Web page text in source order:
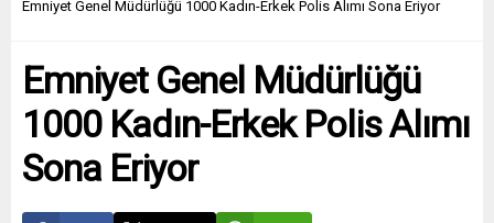
Emniyet Genel Müdürlüğü 1000 Kadın-Erkek Polis Alımı Sona Eriyor
Emniyet Genel Müdürlüğü
1000 Kadın-Erkek Polis Alımı
Sona Eriyor